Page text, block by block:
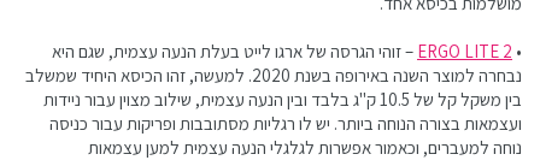
•
ERGO LITE 2 – זוהי הגרסה של ארגו לייט בעלת הנעה עצמית, שגם היא
נבחרה למוצר השנה באירופה בשנת 2020. למעשה, זהו הכיסא היחיד שמשלב
בין משקל קל של 10.5 ק"ג בלבד ובין הנעה עצמית, שילוב מצוין עבור ניידות
ועצמאות בצורה הנוחה ביותר. יש לו רגליות מסתובבות ופריקות עבור כניסה
נוחה למעברים, וכאמור אפשרות לגלגלי הנעה עצמית למען עצמאות